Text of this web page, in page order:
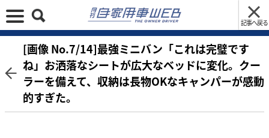
記事へ戻る
[画像 No.7/14]最強ミニバン「これは完璧です
ね」お洒落なシートが広大なベッドに変化。クー
ラーを備えて、収納は長物OKなキャンパーが感動
的すぎた。